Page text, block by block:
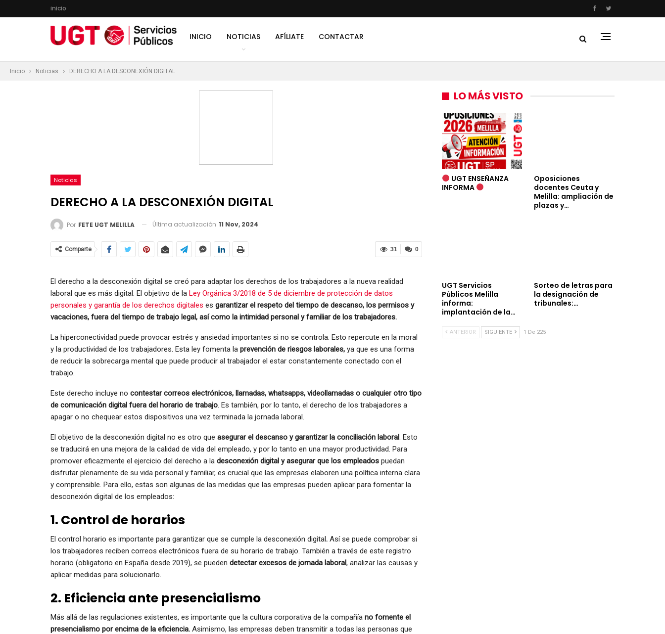
inicio
INICIO NOTICIAS AFÍLIATE CONTACTAR
Inicio Noticias DERECHO A LA DESCONEXIÓN DIGITAL
Noticias
DERECHO A LA DESCONEXIÓN DIGITAL
Por FETE UGT MELILLA Última actualización 11 Nov, 2024
0
31
Comparte
El derecho a la desconexión digital se creó para adaptar los derechos de los trabajadores a la nueva realidad
laboral que es más digital. El objetivo de la Ley Orgánica 3/2018 de 5 de diciembre de protección de datos
personales y garantía de los derechos digitales es garantizar el respeto del tiempo de descanso, los permisos y
vacaciones, fuera del tiempo de trabajo legal, así como la intimidad personal y familiar de los trabajadores.
La hiperconectividad puede provocar estrés y ansiedad importantes si no se controla. Esto repercute en la moral
y la productividad de los trabajadores. Esta ley fomenta la prevención de riesgos laborales, ya que es una forma
de reducir la sobrecarga mental que puede producir al trabajador el estar constantemente conectado con el
trabajo.
Este derecho incluye no contestar correos electrónicos, llamadas, whatsapps, videollamadas o cualquier otro tipo
de comunicación digital fuera del horario de trabajo. Es también, por lo tanto, el derecho de los trabajadores a
apagar o no chequear estos dispositivos una vez terminada la jornada laboral.
El objetivo de la desconexión digital no es otro que asegurar el descanso y garantizar la conciliación laboral. Esto
se traducirá en una mejora de la calidad de vida del empleado, y por lo tanto en una mayor productividad. Para
promover eficazmente el ejercicio del derecho a la desconexión digital y asegurar que los empleados puedan
disfrutar plenamente de su vida personal y familiar, es crucial que las empresas elaboren una política interna clara
y comprensible. Para ello, estas son algunas de las medidas que las empresas pueden aplicar para fomentar la
desconexión digital de los empleados:
1. Control de horarios
El control horario es importante para garantizar que se cumple la desconexión digital. Así se puede comprobar si
los trabajadores reciben correos electrónicos fuera de su horario de trabajo. También a través de este registro
horario (obligatorio en España desde 2019), se pueden detectar excesos de jornada laboral, analizar las causas y
aplicar medidas para solucionarlo.
2. Eficiencia ante presencialismo
Más allá de las regulaciones existentes, es importante que la cultura corporativa de la compañía no fomente el
presencialismo por encima de la eficiencia. Asimismo, las empresas deben transmitir a todas las personas que
LO MÁS VISTO
UGT ENSEÑANZA
INFORMA
Oposiciones
docentes Ceuta y
Melilla: ampliación de
plazas y…
UGT Servicios
Públicos Melilla
informa:
implantación de la…
Sorteo de letras para
la designación de
tribunales:…
ANTERIOR SIGUIENTE 1 De 225